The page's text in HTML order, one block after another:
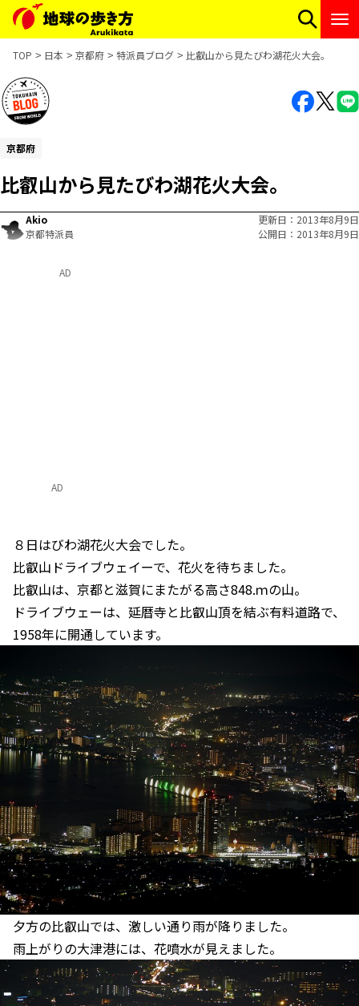
TOP 日本 京都府 特派員ブログ 比叡山から見たびわ湖花火大会。
京都府
比叡山から見たびわ湖花火大会。
Akio
京都特派員
更新日
2013年8月9日
公開日
2013年8月9日
AD
８日はびわ湖花火大会でした。
比叡山ドライブウェイーで、花火を待ちました。
比叡山は、京都と滋賀にまたがる高さ848.ｍの山。
ドライブウェーは、延暦寺と比叡山頂を結ぶ有料道路で、
1958年に開通しています。
夕方の比叡山では、激しい通り雨が降りました。
雨上がりの大津港には、花噴水が見えました。
AD